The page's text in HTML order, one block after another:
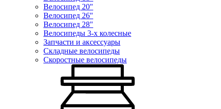
Велосипед 20"
Велосипед 26"
Велосипед 28"
Велосипеды 3-х колесные
Запчасти и аксессуары
Складные велосипеды
Скоростные велосипеды